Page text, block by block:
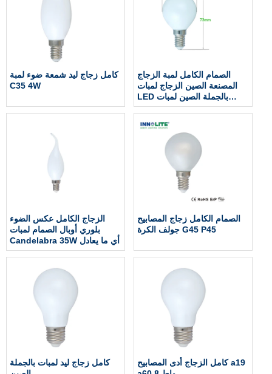
كامل زجاج ليد شمعة ضوء لمبة
C35 4W
الصمام الكامل لمبة الزجاج
المصنعة الصين الزجاج لمبات
LED بالجملة الصين لمبات
الإضاءة LED الصين
الزجاج الكامل عكس الضوء
بلوري أوبال الصمام لمبات
Candelabra 35W أي ما يعادل
الصمام الكامل زجاج المصابيح
جولف الكرة G45 P45
كامل زجاج ليد لمبات بالجملة
كامل الزجاج أدى المصابيح a19